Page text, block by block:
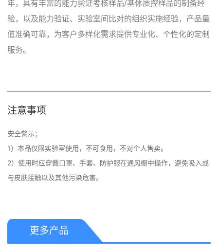
年，具有丰富的能力验证考核样品/基体质控样品的制备经
验，以及能力验证、实验室间比对的组织实施经验，产品量
值准确可靠，为客户多样化需求提供专业化、个性化的定制
服务。
注意事项
安全警示；
1）本品仅限实验室使用，不可食用，不对个人售卖。
2）使用时应穿戴口罩、手套、防护服在通风橱中操作，避免吸入或
与皮肤接触以及其他污染危害。
更多产品